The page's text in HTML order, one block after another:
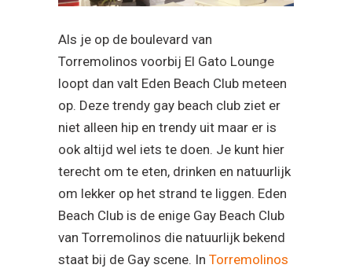
Als je op de boulevard van
Torremolinos voorbij El Gato Lounge
loopt dan valt Eden Beach Club meteen
op. Deze trendy gay beach club ziet er
niet alleen hip en trendy uit maar er is
ook altijd wel iets te doen. Je kunt hier
terecht om te eten, drinken en natuurlijk
om lekker op het strand te liggen. Eden
Beach Club is de enige Gay Beach Club
van Torremolinos die natuurlijk bekend
staat bij de Gay scene. In Torremolinos